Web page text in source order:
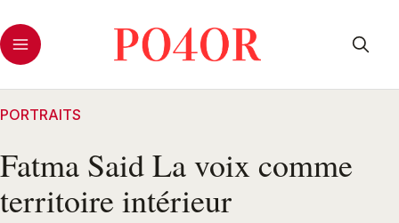
PORTRAITS
Fatma Said La voix comme
territoire intérieur